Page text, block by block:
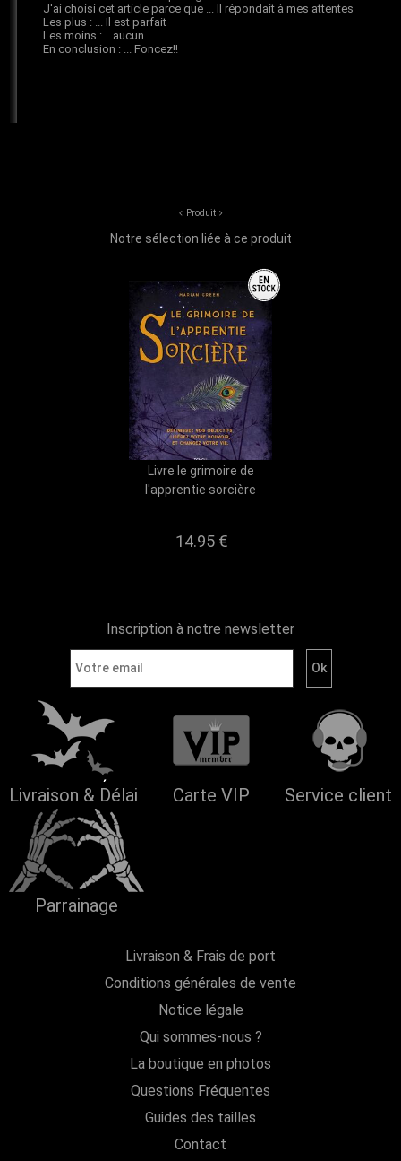
Produit
Notre sélection liée à ce produit
Livre le grimoire de
l'apprentie sorcière
14.95 €
Inscription à notre newsletter
Livraison & Délai Carte VIP Service client
Parrainage
Livraison & Frais de port
Conditions générales de vente
Notice légale
Qui sommes-nous ?
La boutique en photos
Questions Fréquentes
Guides des tailles
Contact